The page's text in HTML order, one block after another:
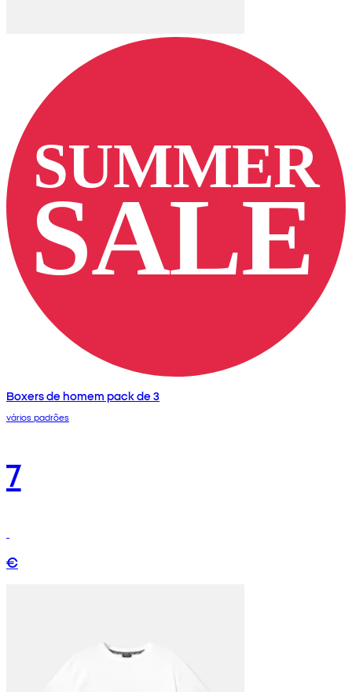
Boxers de homem pack de 3
vários padrões
7
€